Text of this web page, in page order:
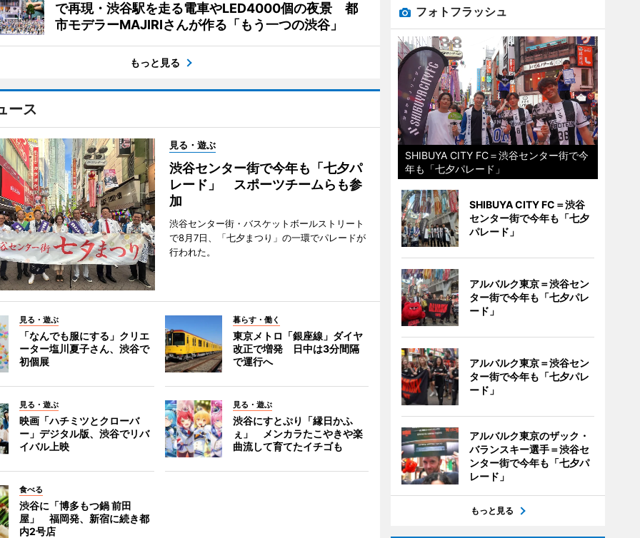
で再現・渋谷駅を走る電車やLED4000個の夜景 都
市モデラーMAJIRIさんが作る「もう一つの渋谷」
もっと見る
ース
見る・遊ぶ
渋谷センター街で今年も「七夕パ
レード」 スポーツチームらも参
加
渋谷センター街・バスケットボールストリート
で8月7日、「七夕まつり」の一環でパレードが
行われた。
見る・遊ぶ
「なんでも服にする」クリエ
ーター塩川夏子さん、渋谷で
初個展
暮らす・働く
東京メトロ「銀座線」ダイヤ
改正で増発 日中は3分間隔
で運行へ
見る・遊ぶ
映画「ハチミツとクローバ
ー」デジタル版、渋谷でリバ
イバル上映
見る・遊ぶ
渋谷にすとぷり「縁日かふ
ぇ」 メンカラたこやきや楽
曲流して育てたイチゴも
食べる
渋谷に「博多もつ鍋 前田
屋」 福岡発、新宿に続き都
内2号店
フォトフラッシュ
SHIBUYA CITY FC＝渋谷センター街で今
年も「七夕パレード」
SHIBUYA CITY FC＝渋谷
センター街で今年も「七夕
パレード」
アルバルク東京＝渋谷セン
ター街で今年も「七夕パレ
ード」
アルバルク東京＝渋谷セン
ター街で今年も「七夕パレ
ード」
アルバルク東京のザック・
バランスキー選手＝渋谷セ
ンター街で今年も「七夕パ
レード」
もっと見る